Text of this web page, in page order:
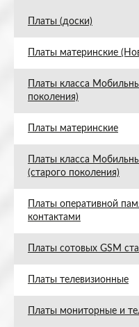
Платы (доски)
Платы материнские
Платы класса
поколения)
Платы материнские
Платы класса
(старого поколения)
Платы оперативной
контактами
Платы сотовых GSM
Платы телевизионные
Платы мониторные и